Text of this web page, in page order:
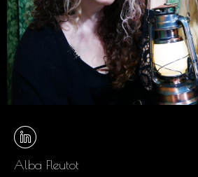
Alba Fleutot